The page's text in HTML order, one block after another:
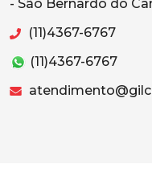
- São Bernardo do
(11)4367-6767
(11)4367-6767